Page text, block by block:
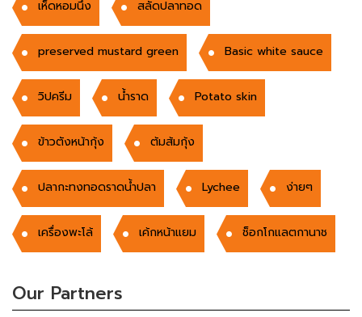
เห็ดหอมนึ่ง สลัดปลาทอด
preserved mustard green Basic white sauce
วิปครีม น้ำราด Potato skin
ข้าวตังหน้ากุ้ง ต้มส้มกุ้ง
ปลากะทงทอดราดน้ำปลา Lychee ง่ายๆ
เครื่องพะโล้ เค้กหน้าแยม ช็อกโกแลตกานาช
Our Partners